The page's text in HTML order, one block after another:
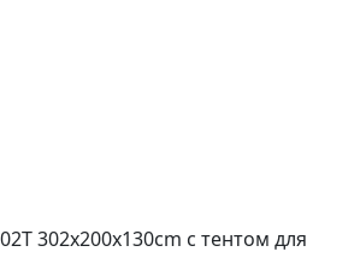
302x200x130cm с тентом для